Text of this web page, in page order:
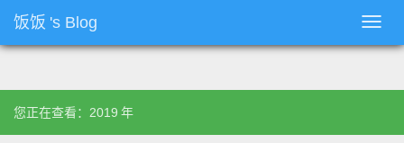
饭饭 's Blog
您正在查看：2019 年